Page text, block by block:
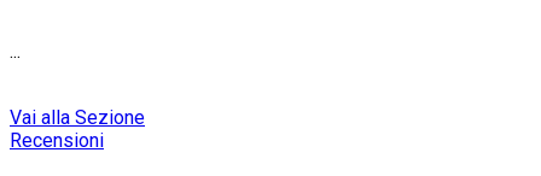
...
Vai alla Sezione
Recensioni